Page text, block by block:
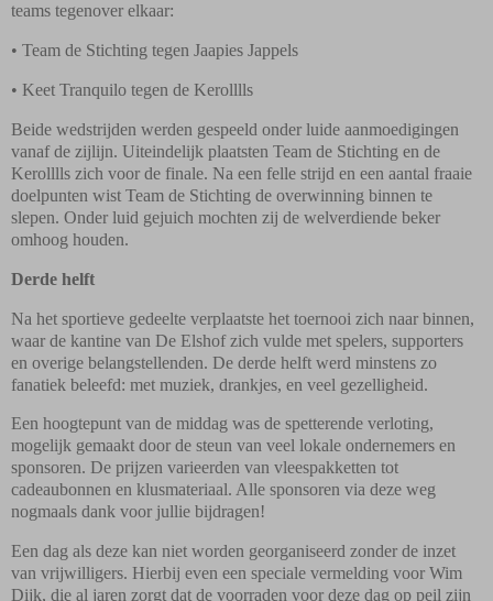
teams tegenover elkaar:
• Team de Stichting tegen Jaapies Jappels
• Keet Tranquilo tegen de Kerolllls
Beide wedstrijden werden gespeeld onder luide aanmoedigingen
vanaf de zijlijn. Uiteindelijk plaatsten Team de Stichting en de
Kerolllls zich voor de finale. Na een felle strijd en een aantal fraaie
doelpunten wist Team de Stichting de overwinning binnen te
slepen. Onder luid gejuich mochten zij de welverdiende beker
omhoog houden.
Derde helft
Na het sportieve gedeelte verplaatste het toernooi zich naar binnen,
waar de kantine van De Elshof zich vulde met spelers, supporters
en overige belangstellenden. De derde helft werd minstens zo
fanatiek beleefd: met muziek, drankjes, en veel gezelligheid.
Een hoogtepunt van de middag was de spetterende verloting,
mogelijk gemaakt door de steun van veel lokale ondernemers en
sponsoren. De prijzen varieerden van vleespakketten tot
cadeaubonnen en klusmateriaal. Alle sponsoren via deze weg
nogmaals dank voor jullie bijdragen!
Een dag als deze kan niet worden georganiseerd zonder de inzet
van vrijwilligers. Hierbij even een speciale vermelding voor Wim
Dijk, die al jaren zorgt dat de voorraden voor deze dag op peil zijn